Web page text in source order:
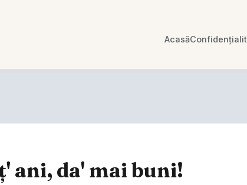
Acasă
ani, da' mai buni!